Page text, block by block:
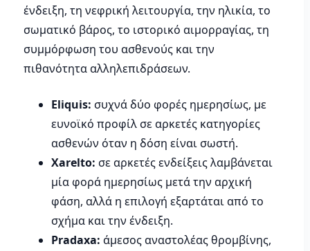
ένδειξη, τη νεφρική λειτουργία, την ηλικία, το
σωματικό βάρος, το ιστορικό αιμορραγίας, τη
συμμόρφωση του ασθενούς και την
πιθανότητα αλληλεπιδράσεων.
Eliquis: συχνά δύο φορές ημερησίως, με
ευνοϊκό προφίλ σε αρκετές κατηγορίες
ασθενών όταν η δόση είναι σωστή.
Xarelto: σε αρκετές ενδείξεις λαμβάνεται
μία φορά ημερησίως μετά την αρχική
φάση, αλλά η επιλογή εξαρτάται από το
σχήμα και την ένδειξη.
Pradaxa: άμεσος αναστολέας θρομβίνης,